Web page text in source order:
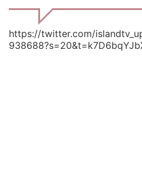
https://twitter.com/